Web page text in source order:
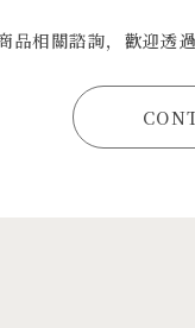
品相關諮詢，歡迎透